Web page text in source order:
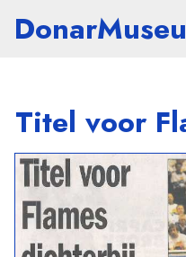
Titel voor